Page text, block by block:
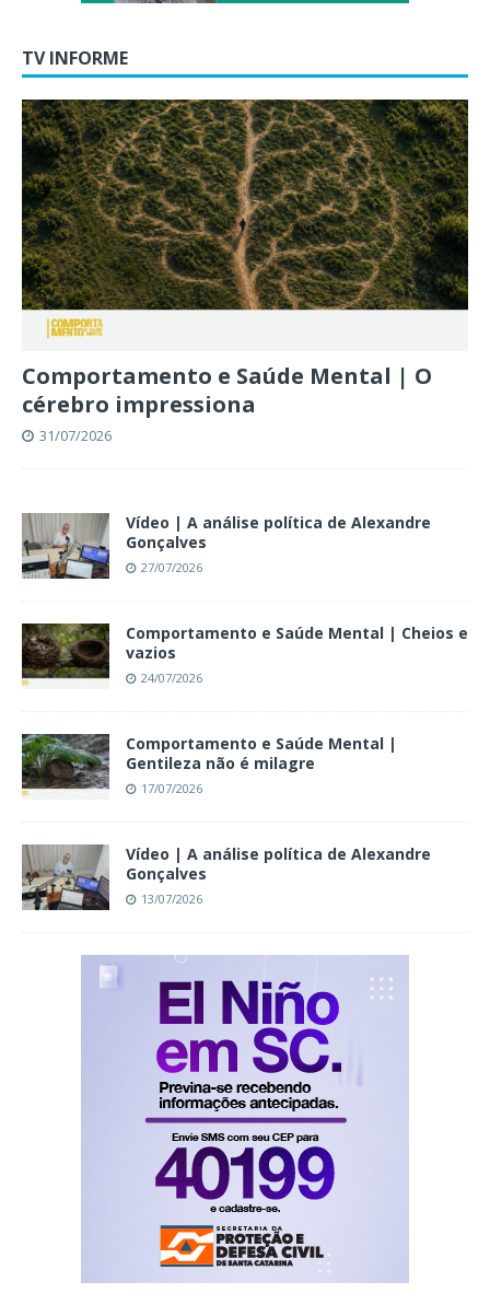
TV INFORME
Comportamento e Saúde Mental | O
cérebro impressiona
31/07/2026
Vídeo | A análise política de Alexandre
Gonçalves
27/07/2026
Comportamento e Saúde Mental | Cheios e
vazios
24/07/2026
Comportamento e Saúde Mental |
Gentileza não é milagre
17/07/2026
Vídeo | A análise política de Alexandre
Gonçalves
13/07/2026